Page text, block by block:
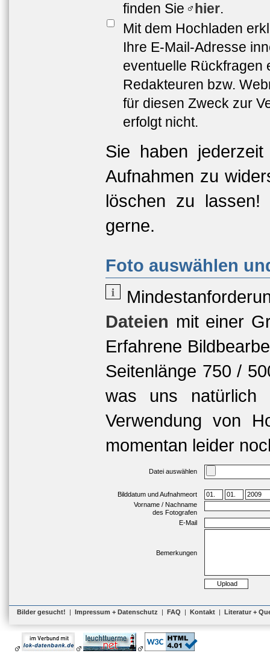
finden Sie
hier.
Mit dem Hochladen
Ihre E-Mail-Adresse
eventuelle Rückfragen
Redakteuren bzw.
für diesen Zweck zur
erfolgt nicht.
Sie haben
Aufnahmen zu
löschen zu lassen!
gerne.
Foto auswählen
Dateien mit einer
Erfahrene
Seitenlänge 750 /
was uns natürlich
Verwendung von
momentan leider
Datei auswählen
Bilddatum und Aufnahmeort
Vorname / Nachname
des Fotografen
E-Mail
Bemerkungen
Bilder gesucht! | Impressum + Datenschutz | FAQ | Kontakt | Literatur +